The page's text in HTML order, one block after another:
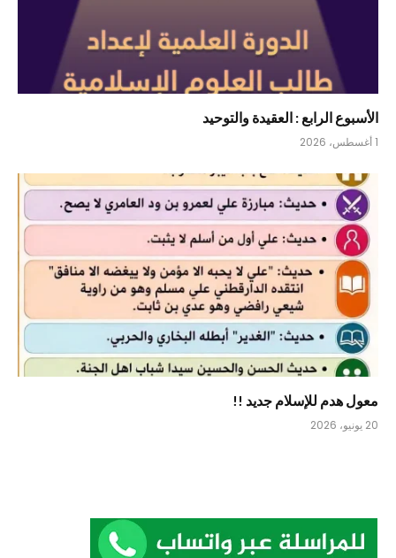
الأسبوع الرابع : العقيدة والتوحيد
1 أغسطس، 2026
معول هدم للإسلام جديد !!
20 يونيو، 2026